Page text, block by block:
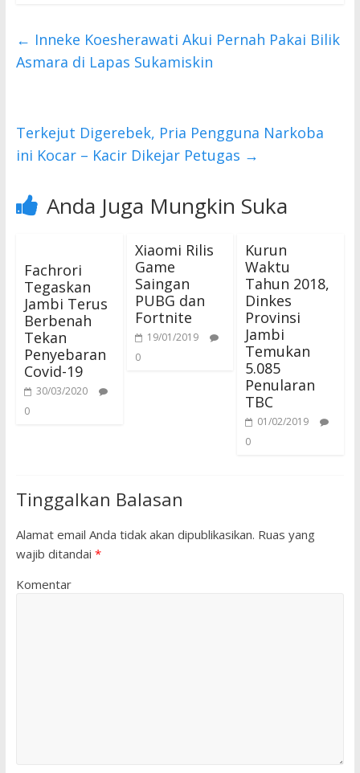
b
o
er s
A
← Inneke Koesherawati Akui Pernah Pakai Bilik
Asmara di Lapas Sukamiskin
Terkejut Digerebek, Pria Pengguna Narkoba
ini Kocar – Kacir Dikejar Petugas →
Anda Juga Mungkin Suka
Fachrori
Tegaskan
Jambi Terus
Berbenah
Tekan
Penyebaran
Covid-19
30/03/2020
0
Xiaomi Rilis
Game
Saingan
PUBG dan
Fortnite
19/01/2019
0
Kurun
Waktu
Tahun 2018,
Dinkes
Provinsi
Jambi
Temukan
5.085
Penularan
TBC
01/02/2019
0
Tinggalkan Balasan
Alamat email Anda tidak akan dipublikasikan. Ruas yang
wajib ditandai *
Komentar